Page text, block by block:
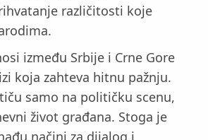
različitosti koje
između Srbije i Crne Gore
koja zahteva hitnu pažnju.
samo na političku scenu,
život građana. Stoga je